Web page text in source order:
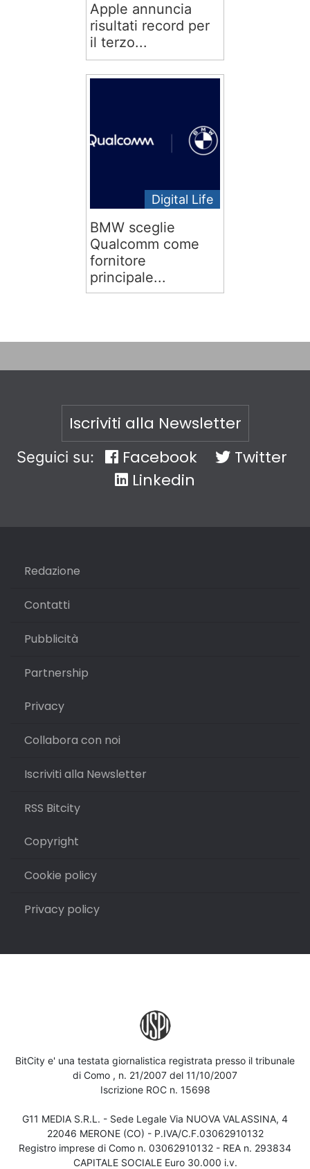
Apple annuncia
risultati record per
il terzo...
Digital Life
BMW sceglie
Qualcomm come
fornitore
principale...
Iscriviti alla Newsletter
Seguici su: Facebook
Twitter
Linkedin
Redazione
Contatti
Pubblicità
Partnership
Privacy
Collabora con noi
Iscriviti alla Newsletter
RSS Bitcity
Copyright
Cookie policy
Privacy policy
BitCity e' una testata giornalistica registrata presso il tribunale
di Como , n. 21/2007 del 11/10/2007
Iscrizione ROC n. 15698
G11 MEDIA S.R.L. - Sede Legale Via NUOVA VALASSINA, 4
22046 MERONE (CO) - P.IVA/C.F.03062910132
Registro imprese di Como n. 03062910132 - REA n. 293834
CAPITALE SOCIALE Euro 30.000 i.v.